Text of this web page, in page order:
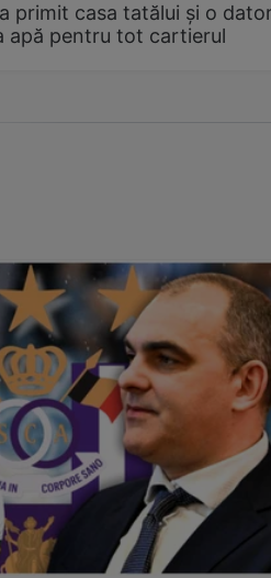
primit casa tatălui și o
apă pentru tot cartierul